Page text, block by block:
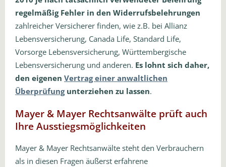
regelmäßig Fehler in den Widerrufsbelehrungen
zahlreicher Versicherer finden, wie z.B. bei Allianz
Lebensversicherung, Canada Life, Standard Life,
Vorsorge Lebensversicherung, Württembergische
Lebensversicherung und anderen. Es lohnt sich daher,
den eigenen Vertrag einer anwaltlichen
Überprüfungunterziehen zu lassen.
Mayer & Mayer Rechtsanwälte prüft auch
Ihre Ausstiegsmöglichkeiten
Mayer & Mayer Rechtsanwälte steht den Verbrauchern
als in diesen Fragen äußerst erfahrene